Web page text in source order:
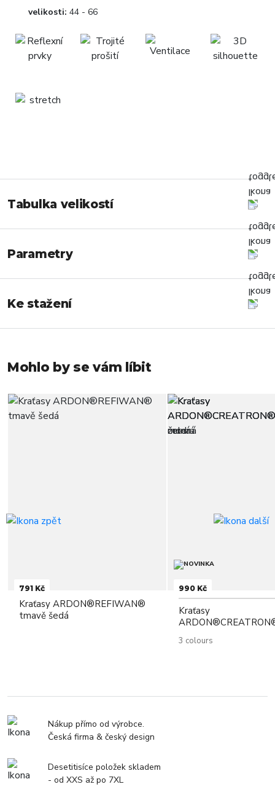
velikosti: 44 - 66
Tabulka velikostí
Parametry
Ke stažení
Mohlo by se vám líbit
791 Kč
Kraťasy ARDON®REFIWAN®
tmavě šedá
990 Kč
Kraťasy
3 colours
Nákup přímo od výrobce.
Česká firma & český design
Desetitisíce položek skladem
- od XXS až po 7XL